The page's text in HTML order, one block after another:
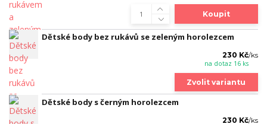
Koupit
Dětské body bez rukávů se zeleným horolezcem
230 Kč/ks
na dotaz 16 ks
Zvolit variantu
Dětské body s černým horolezcem
230 Kč/ks